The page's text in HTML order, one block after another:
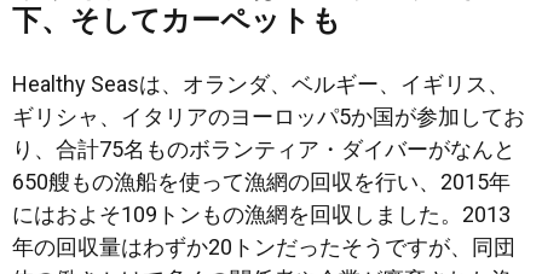
下、そしてカーペットも
Healthy Seasは、オランダ、ベルギー、イギリス、
ギリシャ、イタリアのヨーロッパ5か国が参加してお
り、合計75名ものボランティア・ダイバーがなんと
650艘もの漁船を使って漁網の回収を行い、2015年
にはおよそ109トンもの漁網を回収しました。2013
年の回収量はわずか20トンだったそうですが、同団